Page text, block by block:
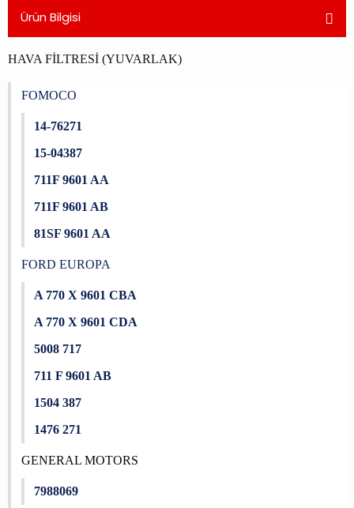
Ürün Bilgisi
HAVA FİLTRESİ (YUVARLAK)
FOMOCO
14-76271
15-04387
711F 9601 AA
711F 9601 AB
81SF 9601 AA
FORD EUROPA
A 770 X 9601 CBA
A 770 X 9601 CDA
5008 717
711 F 9601 AB
1504 387
1476 271
GENERAL MOTORS
7988069